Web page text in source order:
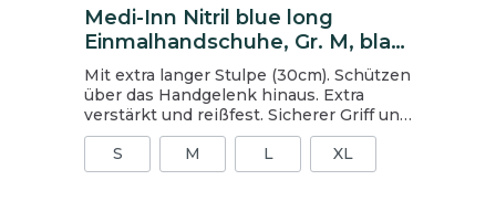
Medi-Inn Nitril blue long
Einmalhandschuhe, Gr. M, blau,
ungepudert
Mit extra langer Stulpe (30cm). Schützen
über das Handgelenk hinaus. Extra
verstärkt und reißfest. Sicherer Griff und
gutes Tastgefühl dank Texturierung an
den Fingern. puderfrei blau chloriniert
AQL 1.5 EN 420, EN ISO 374-1 und 5, EN
S M L XL